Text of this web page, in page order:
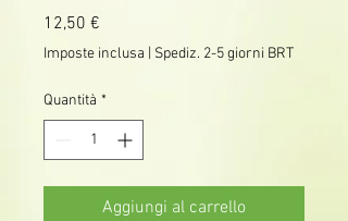
12,50 €
Imposte inclusa | Spediz. 2-5 giorni BRT
Quantità *
Aggiungi al carrello